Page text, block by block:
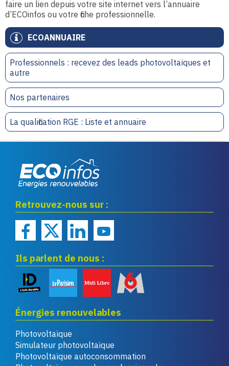
ECOANNUAIRE
Professionnels : recevez des leads photovoltaïques et
autre
Nos partenaires
La qualification RGE : Liste et annuaire
faire un lien depuis votre site internet vers l’annuaire
d’ECOinfos ou votre fiche professionnelle.
renouvelables
Retrouvez-nous sur :
Ils parlent de nous :
Énergies renouvelables
Photovoltaïque
Simulateur photovoltaïque
Photovoltaïque autoconsommation